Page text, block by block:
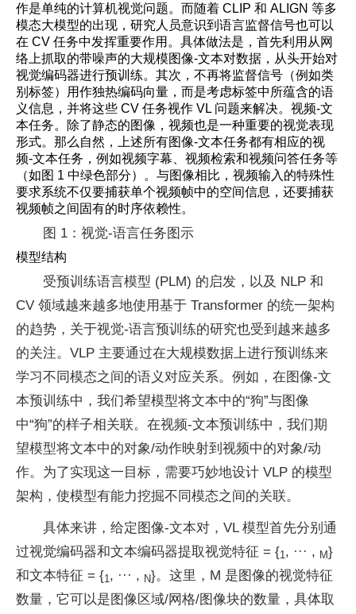
作是单纯的计算机视觉问题。而随着 CLIP 和 ALIGN 等多
模态大模型的出现，研究人员意识到语言监督信号也可以
在 CV 任务中发挥重要作用。具体做法是，首先利用从网
络上抓取的带噪声的大规模图像-文本对数据，从头开始对
视觉编码器进行预训练。其次，不再将监督信号（例如类
别标签）用作独热编码向量，而是考虑标签中所蕴含的语
义信息，并将这些 CV 任务视作 VL 问题来解决。视频-文
本任务。除了静态的图像，视频也是一种重要的视觉表现
形式。那么自然，上述所有图像-文本任务都有相应的视
频-文本任务，例如视频字幕、视频检索和视频问答任务等
（如图 1 中绿色部分）。与图像相比，视频输入的特殊性
要求系统不仅要捕获单个视频帧中的空间信息，还要捕获
视频帧之间固有的时序依赖性。
图 1：视觉-语言任务图示
模型结构
受预训练语言模型 (PLM) 的启发，以及 NLP 和
CV 领域越来越多地使用基于 Transformer 的统一架构
的趋势，关于视觉-语言预训练的研究也受到越来越多
的关注。VLP 主要通过在大规模数据上进行预训练来
学习不同模态之间的语义对应关系。例如，在图像-文
本预训练中，我们希望模型将文本中的“狗”与图像
中“狗”的样子相关联。在视频-文本预训练中，我们期
望模型将文本中的对象/动作映射到视频中的对象/动
作。为了实现这一目标，需要巧妙地设计 VLP 的模型
架构，使模型有能力挖掘不同模态之间的关联。
具体来讲，给定图像-文本对，VL 模型首先分别通
过视觉编码器和文本编码器提取视觉特征 = {1, ··· , M}
和文本特征 = {1, ··· , N}。这里，M 是图像的视觉特征
数量，它可以是图像区域/网格/图像块的数量，具体取